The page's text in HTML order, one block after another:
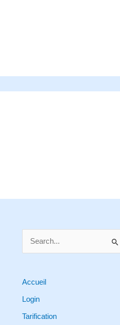
e
r
c
h
Accueil
Login
Tarification